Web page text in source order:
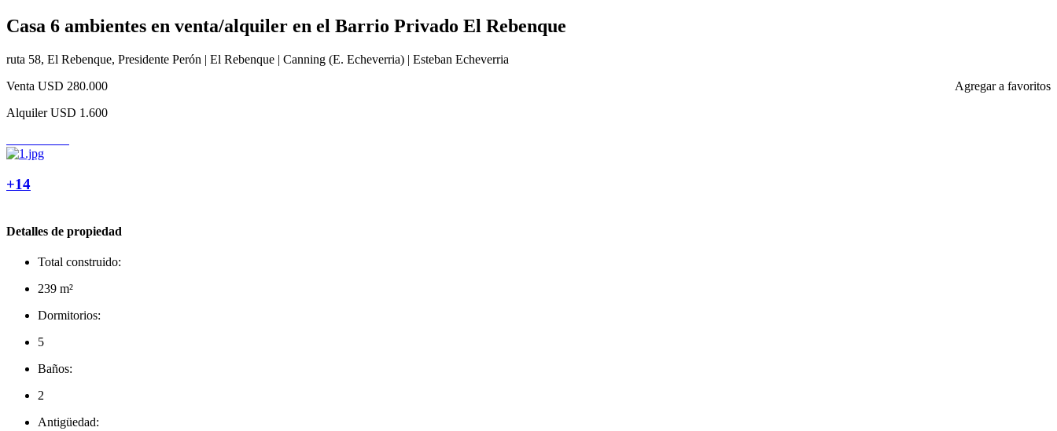
Casa 6 ambientes en venta/alquiler en el Barrio Privado El Rebenque
ruta 58, El Rebenque, Presidente Perón | El Rebenque | Canning (E. Echeverria) | Esteban Echeverria
Agregar a favoritos
Venta USD 280.000
Alquiler USD 1.600
+14
Detalles de propiedad
Total construido:
239 m²
Dormitorios:
5
Baños:
2
Antigüedad: